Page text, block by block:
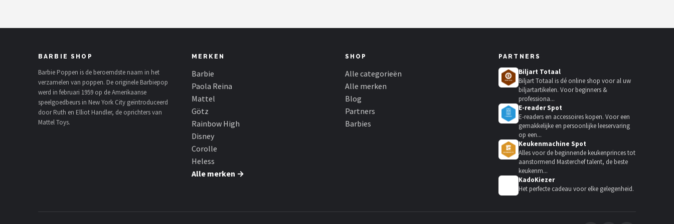
BARBIE SHOP
Barbie Poppen is de beroemdste naam in het
verzamelen van poppen. De originele Barbiepop
werd in februari 1959 op de Amerikaanse
speelgoedbeurs in New York City geïntroduceerd
door Ruth en Elliot Handler, de oprichters van
Mattel Toys.
MERKEN
Barbie
Paola Reina
Mattel
Götz
Rainbow High
Disney
Corolle
Heless
Alle merken →
SHOP
Alle categorieën
Alle merken
Blog
Partners
Barbies
PARTNERS
Biljart Totaal
Biljart Totaal is dé online shop voor al uw
biljartartikelen. Voor beginners &
professiona...
E-reader Spot
E-readers en accessoires kopen. Voor een
gemakkelijke en persoonlijke leeservaring
op een...
Keukenmachine Spot
Alles voor de beginnende keukenprinces tot
aanstormend Masterchef talent, de beste
keukenm...
KadoKiezer
Het perfecte cadeau voor elke gelegenheid.